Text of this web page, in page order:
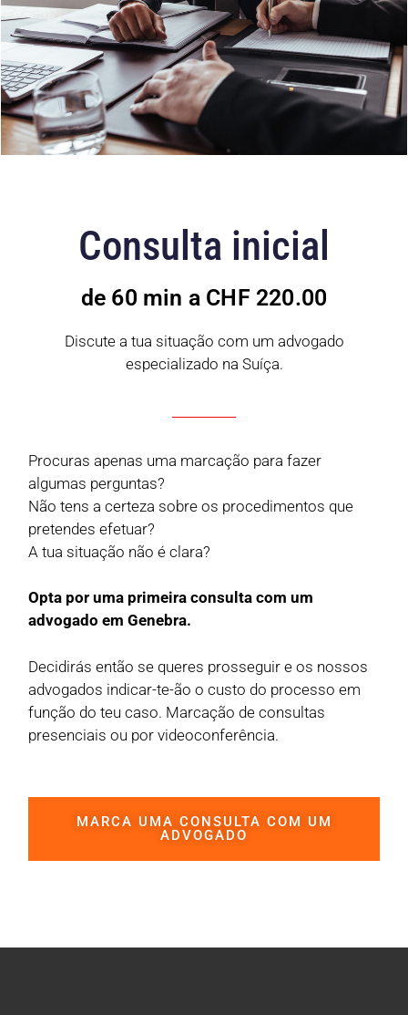
Consulta inicial
de 60 min a CHF 220.00
Discute a tua situação com um advogado
especializado na Suíça.
Procuras apenas uma marcação para fazer
algumas perguntas?
Não tens a certeza sobre os procedimentos que
pretendes efetuar?
A tua situação não é clara?
Opta por uma primeira consulta com um
advogado em Genebra.
Decidirás então se queres prosseguir e os nossos
advogados indicar-te-ão o custo do processo em
função do teu caso. Marcação de consultas
presenciais ou por videoconferência.
MARCA UMA CONSULTA COM UM
ADVOGADO